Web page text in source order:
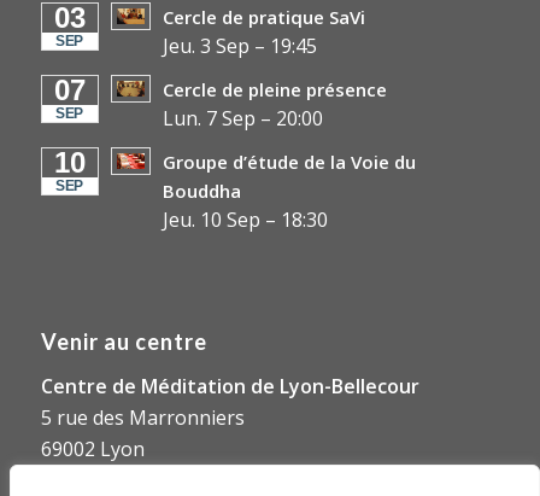
03
SEP
Cercle de pratique SaVi
Jeu. 3 Sep – 19:45
07
SEP
Cercle de pleine présence
Lun. 7 Sep – 20:00
10
SEP
Groupe d’étude de la Voie du
Bouddha
Jeu. 10 Sep – 18:30
Venir au centre
Centre de Méditation de Lyon-Bellecour
5 rue des Marronniers
69002 Lyon